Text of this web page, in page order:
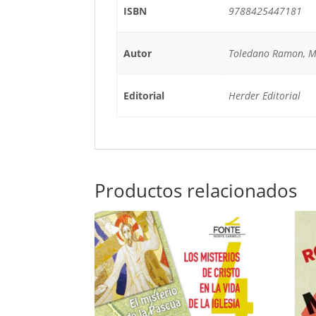
ISBN 9788425447181
Autor Toledano Ramon,
Editorial Herder Editorial
Productos relacionados